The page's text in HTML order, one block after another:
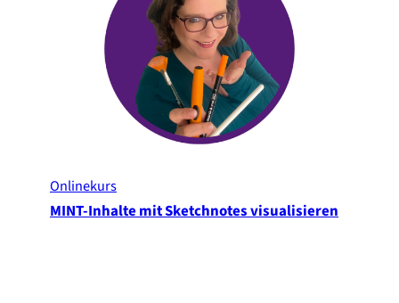
Onlinekurs
MINT-Inhalte mit Sketchnotes visualisieren